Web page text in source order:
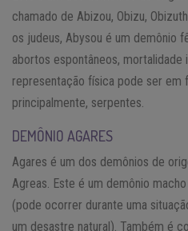
chamado de Abizou, Obizu,
os judeus, Abysou é um demônio
abortos espontâneos, mortalidade
representação física pode ser em
principalmente, serpentes.
DEMÔNIO AGARES
Agares é um dos demônios de
Agreas. Este é um demônio
(pode ocorrer durante uma
um desastre natural). Também é